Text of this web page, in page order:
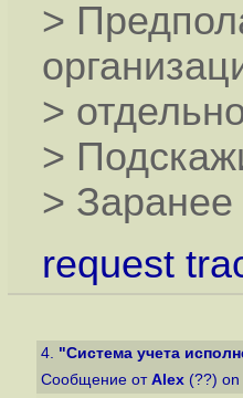
>
>
>
> Заранее
request
4. "Система учета
Сообщение от Alex (??)